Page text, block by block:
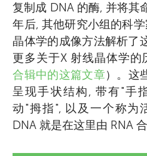
复制成 DNA 的酶, 并将其
年后, 其他研究小组的科
晶体学的成像方法解析了
更多关于X 射线晶体学的
合辑中的这篇文章）。这
呈现手状结构, 带有"手
动"拇指", 以及一个称为
DNA 就是在这里由 RNA